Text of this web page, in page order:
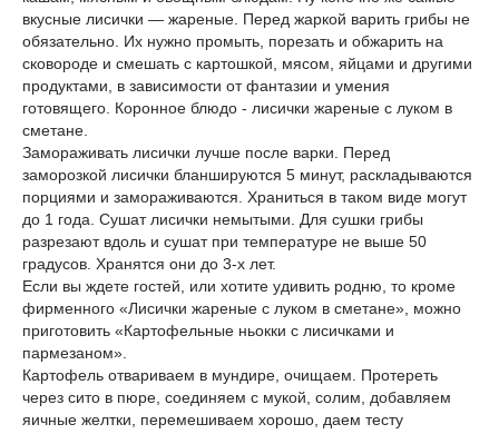
вкусные лисички — жареные. Перед жаркой варить грибы не
обязательно. Их нужно промыть, порезать и обжарить на
сковороде и смешать с картошкой, мясом, яйцами и другими
продуктами, в зависимости от фантазии и умения
готовящего. Коронное блюдо - лисички жареные с луком в
сметане.
Замораживать лисички лучше после варки. Перед
заморозкой лисички бланшируются 5 минут, раскладываются
порциями и замораживаются. Храниться в таком виде могут
до 1 года. Сушат лисички немытыми. Для сушки грибы
разрезают вдоль и сушат при температуре не выше 50
градусов. Хранятся они до 3-х лет.
Если вы ждете гостей, или хотите удивить родню, то кроме
фирменного «Лисички жареные с луком в сметане», можно
приготовить «Картофельные ньокки с лисичками и
пармезаном».
Картофель отвариваем в мундире, очищаем. Протереть
через сито в пюре, соединяем с мукой, солим, добавляем
яичные желтки, перемешиваем хорошо, даем тесту